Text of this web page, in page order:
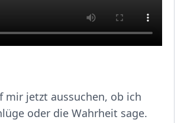
mir jetzt aussuchen, ob ich
oder die Wahrheit sage.